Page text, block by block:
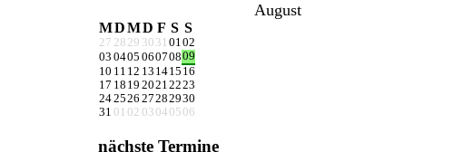
August
MDMD F S S
27 28 29 30 31 0102
03 0405 06070809
10 11 12 13 1415 16
17 18 19 20212223
242526 27282930
31 01 02 03 04 05 06
nächste Termine